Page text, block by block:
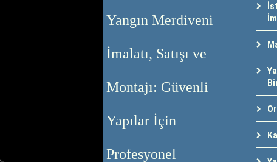
Yangın Merdiveni
İmalatı, Satışı ve
Montajı: Güvenli
Yapılar İçin
Profesyonel